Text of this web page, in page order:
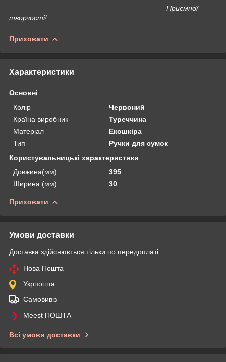
Приємної
творчості!
Приховати
Характеристики
Основні
Колір
Червоний
Країна виробник
Туреччина
Матеріал
Екошкіра
Тип
Ручки для сумок
Користувальницькі характеристики
Довжина(мм)
395
Ширина (мм)
30
Приховати
Умови доставки
Доставка здійснюється тільки по передоплаті.
Нова Пошта
Укрпошта
Самовивіз
Meest ПОШТА
Всі умови доставки